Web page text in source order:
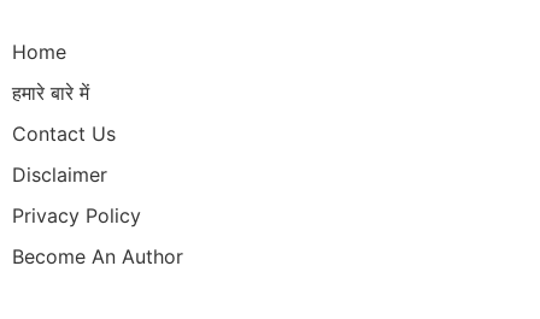
Home
हमारे बारे में
Contact Us
Disclaimer
Privacy Policy
Become An Author